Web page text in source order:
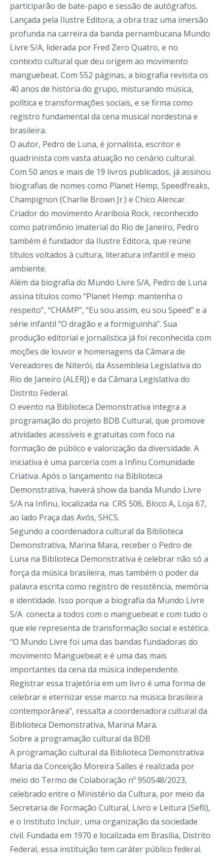
participarão de bate-papo e sessão de autógrafos.
Lançada pela Ilustre Editora, a obra traz uma imersão
profunda na carreira da banda pernambucana Mundo
Livre S/A, liderada por Fred Zero Quatro, e no
contexto cultural que deu origem ao movimento
manguebeat. Com 552 páginas, a biografia revisita os
40 anos de história do grupo, misturando música,
política e transformações sociais, e se firma como
registro fundamental da cena musical nordestina e
brasileira.
O autor, Pedro de Luna, é jornalista, escritor e
quadrinista com vasta atuação no cenário cultural.
Com 50 anos e mais de 19 livros publicados, já assinou
biografias de nomes como Planet Hemp, Speedfreaks,
Champignon (Charlie Brown Jr.) e Chico Alencar.
Criador do movimento Arariboia Rock, reconhecido
como patrimônio imaterial do Rio de Janeiro, Pedro
também é fundador da Ilustre Editora, que reúne
títulos voltados à cultura, literatura infantil e meio
ambiente.
Além da biografia do Mundo Livre S/A, Pedro de Luna
assina títulos como “Planet Hemp: mantenha o
respeito”, “CHAMP”, “Eu sou assim, eu sou Speed” e a
série infantil “O dragão e a formiguinha”. Sua
produção editorial e jornalística já foi reconhecida com
moções de louvor e homenagens da Câmara de
Vereadores de Niterói, da Assembleia Legislativa do
Rio de Janeiro (ALERJ) e da Câmara Legislativa do
Distrito Federal.
O evento na Biblioteca Demonstrativa integra a
programação do projeto BDB Cultural, que promove
atividades acessíveis e gratuitas com foco na
formação de público e valorização da diversidade. A
iniciativa é uma parceria com a Infinu Comunidade
Criativa. Após o lançamento na Biblioteca
Demonstrativa, haverá show da banda Mundo Livre
S/A na Infinu, localizada na CRS 506, Bloco A, Loja 67,
ao lado Praça das Avós, SHCS.
Segundo a coordenadora cultural da Biblioteca
Demonstrativa, Marina Mara, receber o Pedro de
Luna na Biblioteca Demonstrativa é celebrar não só a
força da música brasileira, mas também o poder da
palavra escrita como registro de resistência, memória
e identidade. Isso porque a biografia da Mundo Livre
S/A conecta a todos com o manguebeat e com tudo o
que ele representa de transformação social e estética.
“O Mundo Livre foi uma das bandas fundadoras do
movimento Manguebeat e é uma das mais
importantes da cena da música independente.
Registrar essa trajetória em um livro é uma forma de
celebrar e eternizar esse marco na música brasileira
contemporânea”, ressalta a coordenadora cultural da
Biblioteca Demonstrativa, Marina Mara.
Sobre a programação cultural da BDB
A programação cultural da Biblioteca Demonstrativa
Maria da Conceição Moreira Salles é realizada por
meio do Termo de Colaboração nº 950548/2023,
celebrado entre o Ministério da Cultura, por meio da
Secretaria de Formação Cultural, Livro e Leitura (Sefli),
e o Instituto Incluir, uma organização da sociedade
civil. Fundada em 1970 e localizada em Brasília, Distrito
Federal, essa instituição tem caráter público federal.